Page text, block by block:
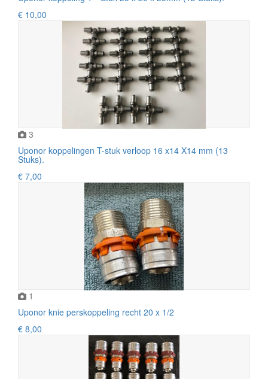
€ 10,00
3
Uponor koppelingen T-stuk verloop 16 x14 X14 mm (13
Stuks).
€ 7,00
1
Uponor knie perskoppeling recht 20 x 1/2
€ 8,00